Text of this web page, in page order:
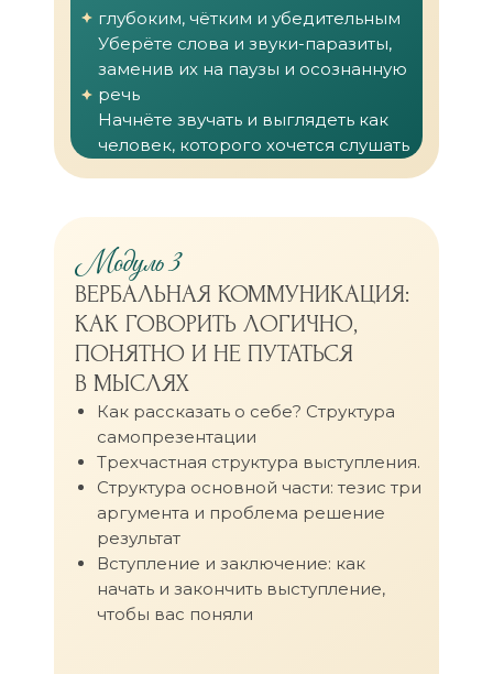
глубоким, чётким и убедительным
Уберёте слова и звуки-паразиты,
заменив их на паузы и осознанную
речь
Начнёте звучать и выглядеть как
человек, которого хочется слушать
Модуль 3
ВЕРБАЛЬНАЯ КОММУНИКАЦИЯ:
КАК ГОВОРИТЬ ЛОГИЧНО,
ПОНЯТНО И НЕ ПУТАТЬСЯ
В МЫСЛЯХ
Как рассказать о себе? Структура
самопрезентации
Трехчастная структура выступления.
Структура основной части: тезис три
аргумента и проблема решение
результат
Вступление и заключение: как
начать и закончить выступление,
чтобы вас поняли